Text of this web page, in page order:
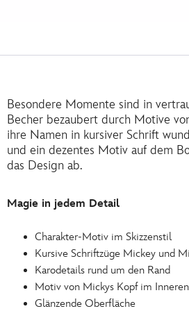
Besondere Momente sind in
Becher bezaubert durch Motive
ihre Namen in kursiver Schrift
und ein dezentes Motiv auf dem
das Design ab.
Magie in jedem Detail
Charakter-Motiv im Skizzenstil
Kursive Schriftzüge Mickey und
Karodetails rund um den Rand
Motiv von Mickys Kopf im
Glänzende Oberfläche